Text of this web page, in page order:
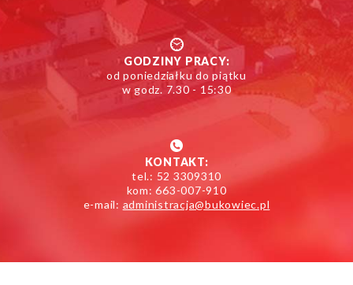
GODZINY PRACY:
od poniedziałku do piątku
w godz. 7.30 - 15:30
KONTAKT:
tel.: 52 3309310
kom: 663-007-910
e-mail: administracja@bukowiec.pl